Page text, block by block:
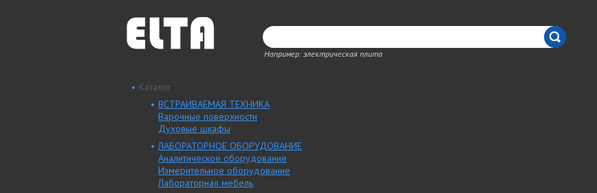
Например: электрическая плита
Каталог
ВСТРАИВАЕМАЯ ТЕХНИКА
Варочные поверхности
Духовые шкафы
ЛАБОРАТОРНОЕ ОБОРУДОВАНИЕ
Аналитическое оборудование
Измерительное оборудование
Лабораторная мебель